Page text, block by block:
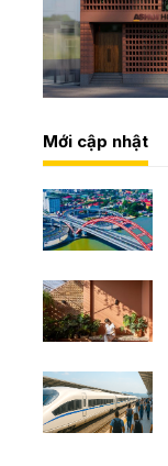
Mới cập nhật